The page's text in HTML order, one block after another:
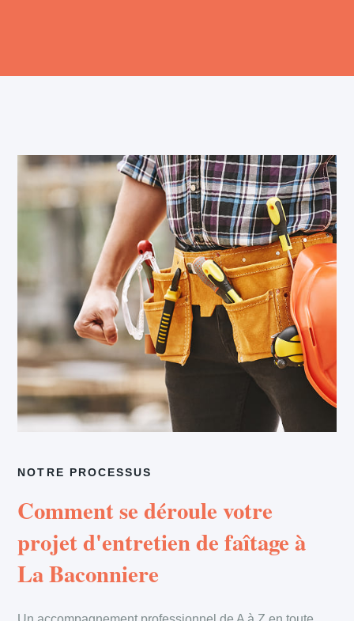
NOTRE PROCESSUS
Comment se déroule votre
projet d'entretien de faîtage à
La Baconniere